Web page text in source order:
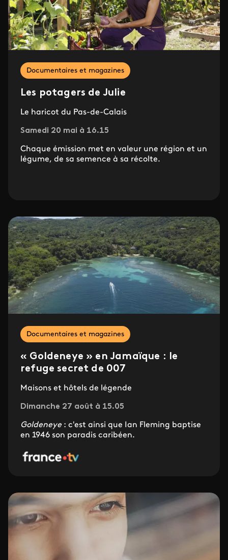
Documentaires et magazines
Les potagers de Julie
Le haricot du Pas-de-Calais
Samedi 20 mai à 16.15
Chaque émission met en valeur une région et un
légume, de sa semence à sa récolte.
Documentaires et magazines
« Goldeneye » en Jamaïque : le
refuge secret de 007
Maisons et hôtels de légende
Dimanche 27 août à 15.05
Goldeneye : c'est ainsi que Ian Fleming baptise
en 1946 son paradis caribéen.